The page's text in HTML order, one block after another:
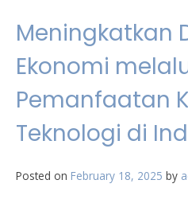
Meningkatkan
Ekonomi
Pemanfaatan
Teknologi di
Posted on February 18, 2025 by